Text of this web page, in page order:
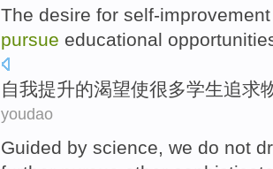
The desire for self-improvement
pursue educational
自我提升的渴望使很多学生追求
youdao
Guided by science, we do not